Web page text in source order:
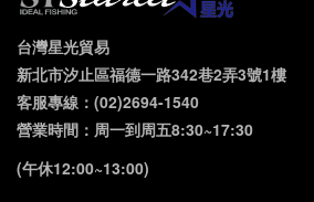
台灣星光貿易
新北市汐止區福德一路342巷2弄3號1樓
客服專線：(02)2694-1540
營業時間：周一到周五8:30~17:30
(午休12:00~13:00)